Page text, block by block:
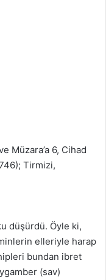
Müzara’a 6, Cihad
Tirmizi,
düşürdü. Öyle ki,
elleriyle harap
bundan ibret
(sav)